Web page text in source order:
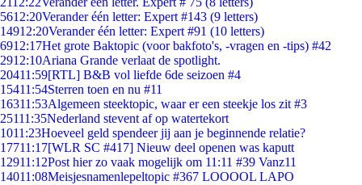
5612:20Verander één letter: Expert #143 (9 letters)
14912:20Verander één letter: Expert #91 (10 letters)
6912:17Het grote Baktopic (voor bakfoto's, -vragen en -tips) #42
2912:10Ariana Grande verlaat de spotlight.
20411:59[RTL] B&B vol liefde 6de seizoen #4
15411:54Sterren toen en nu #11
16311:53Algemeen steektopic, waar er een steekje los zit #3
25111:35Nederland stevent af op watertekort
1011:23Hoeveel geld spendeer jij aan je beginnende relatie?
17711:17[WLR SC #417] Nieuw deel openen was kaputt
12911:12Post hier zo vaak mogelijk om 11:11 #39 Vanz11
14011:08Meisjesnamenlepeltopic #367 LOOOOL LAPO